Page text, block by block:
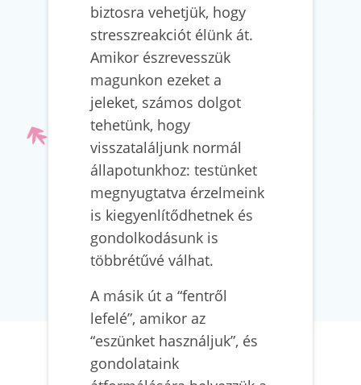
biztosra vehetjük, hogy
stresszreakciót élünk át.
Amikor észrevesszük
magunkon ezeket a
jeleket, számos dolgot
tehetünk, hogy
visszataláljunk normál
állapotunkhoz: testünket
megnyugtatva érzelmeink
is kiegyenlítődhetnek és
gondolkodásunk is
többrétűvé válhat.
A másik út a “fentről
lefelé”, amikor az
“eszünket használjuk”, és
gondolataink